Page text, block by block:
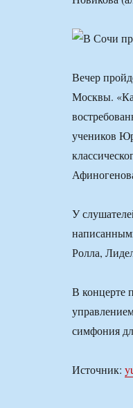
Вечер
Москвы.
учеников
У
Ролла,
В концерте
симфония
Источник: